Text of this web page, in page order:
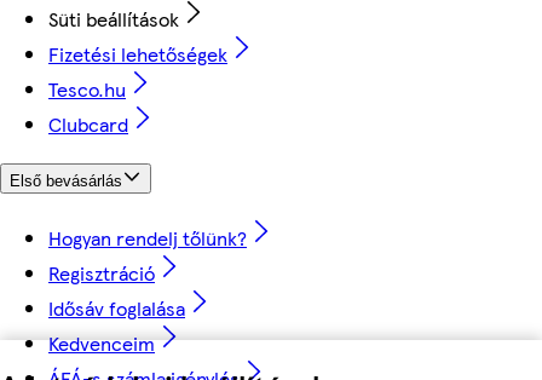
Süti beállítások
Fizetési lehetőségek
Tesco.hu
Clubcard
Első bevásárlás
Hogyan rendelj tőlünk?
Regisztráció
Idősáv foglalása
Kedvenceim